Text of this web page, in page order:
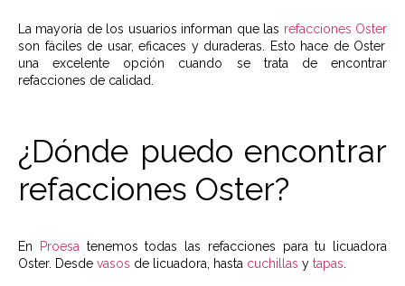
La mayoría de los usuarios informan que las refacciones Oster
son fáciles de usar, eficaces y duraderas. Esto hace de Oster
una excelente opción cuando se trata de encontrar
refacciones de calidad.
¿Dónde puedo encontrar
refacciones Oster?
En Proesa tenemos todas las refacciones para tu licuadora
Oster. Desde vasos de licuadora, hasta cuchillas y tapas.